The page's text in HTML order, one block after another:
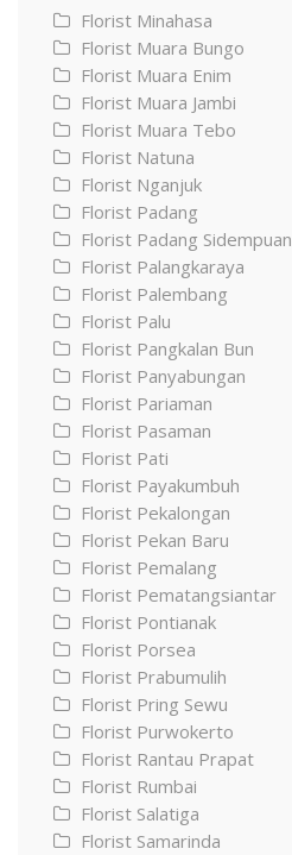
Florist Minahasa
Florist Muara Bungo
Florist Muara Enim
Florist Muara Jambi
Florist Muara Tebo
Florist Natuna
Florist Nganjuk
Florist Padang
Florist Padang Sidempuan
Florist Palangkaraya
Florist Palembang
Florist Palu
Florist Pangkalan Bun
Florist Panyabungan
Florist Pariaman
Florist Pasaman
Florist Pati
Florist Payakumbuh
Florist Pekalongan
Florist Pekan Baru
Florist Pemalang
Florist Pematangsiantar
Florist Pontianak
Florist Porsea
Florist Prabumulih
Florist Pring Sewu
Florist Purwokerto
Florist Rantau Prapat
Florist Rumbai
Florist Salatiga
Florist Samarinda